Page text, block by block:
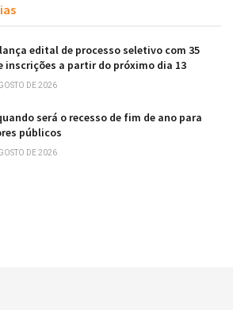
edital de processo seletivo com 35
inscrições a partir do próximo dia 13
DE 2026
será o recesso de fim de ano para
públicos
DE 2026